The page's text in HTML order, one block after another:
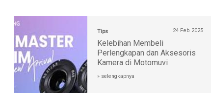
Tips 24 Feb 2025
Kelebihan Membeli
Perlengkapan dan Aksesoris
Kamera di Motomuvi
» selengkapnya